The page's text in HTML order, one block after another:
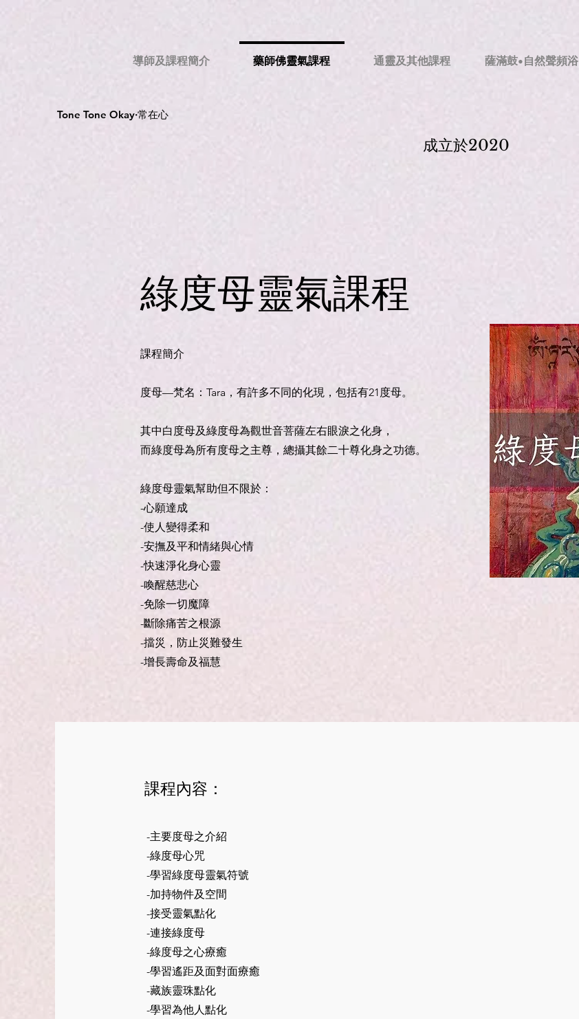
導師及課程簡介 藥師佛靈氣課程 通靈及其他課程 薩滿鼓•自然聲頻浴
Tone Tone Okay·常在心
成立於2020
綠度母靈氣課程
課程簡介
度母—梵名：Tara，有許多不同的化現，包括有21度母。
其中白度母及綠度母為觀世音菩薩左右眼淚之化身，
而綠度母為所有度母之主尊，總攝其餘二十尊化身之功德。
綠度母靈氣幫助但不限於：
-心願達成
-使人變得柔和
-安撫及平和情緒與心情
-快速淨化身心靈
-喚醒慈悲心
-免除一切魔障
-斷除痛苦之根源
-擋災，防止災難發生
-增長壽命及福慧
課程內容：
-主要度母之介紹
-綠度母心咒
-學習綠度母靈氣符號
-加持物件及空間
-接受靈氣點化
-連接綠度母
-綠度母之心療癒
-學習遙距及面對面療癒
-藏族靈珠點化
-學習為他人點化